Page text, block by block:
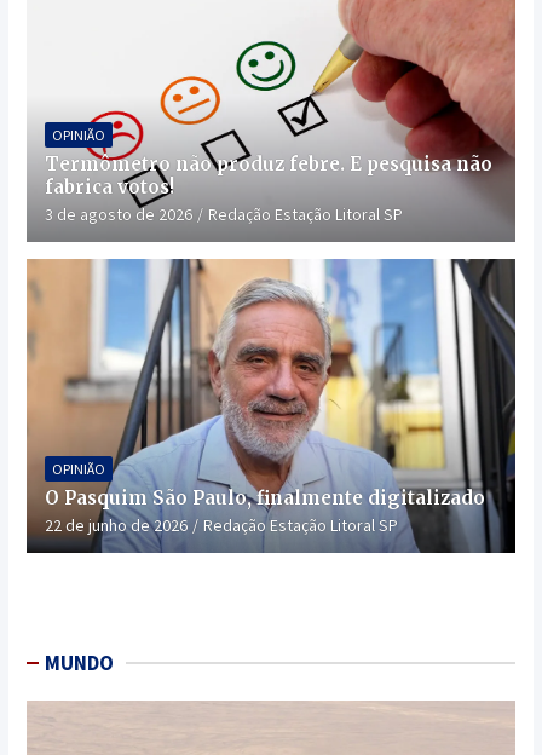
OPINIÃO
Termômetro não produz febre. E pesquisa não
fabrica votos!
3 de agosto de 2026 Redação Estação Litoral SP
OPINIÃO
O Pasquim São Paulo, finalmente digitalizado
22 de junho de 2026 Redação Estação Litoral SP
MUNDO